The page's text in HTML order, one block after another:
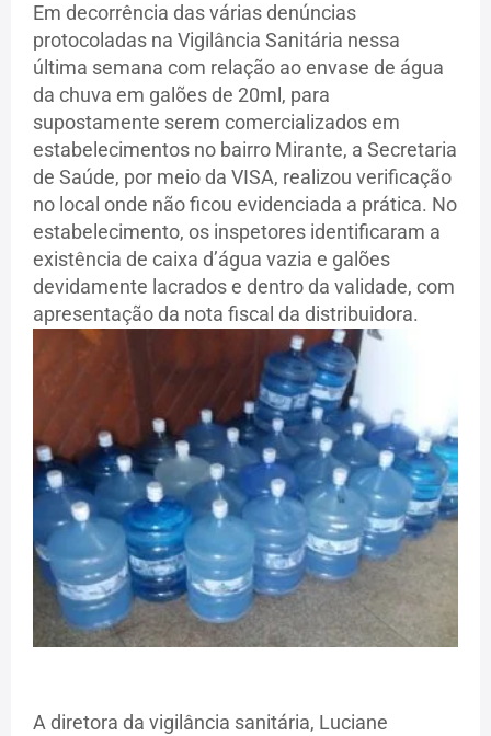
Em decorrência das várias denúncias
protocoladas na Vigilância Sanitária nessa
última semana com relação ao envase de água
da chuva em galões de 20ml, para
supostamente serem comercializados em
estabelecimentos no bairro Mirante, a Secretaria
de Saúde, por meio da VISA, realizou verificação
no local onde não ficou evidenciada a prática. No
estabelecimento, os inspetores identificaram a
existência de caixa d’água vazia e galões
devidamente lacrados e dentro da validade, com
apresentação da nota fiscal da distribuidora.
A diretora da vigilância sanitária, Luciane